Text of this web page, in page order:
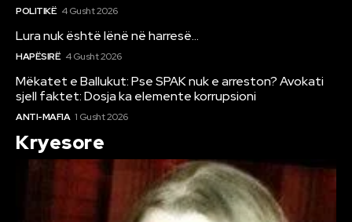
POLITIKË 4 Gusht 2026
Lura nuk është lënë në harresë…
HAPËSIRË 4 Gusht 2026
Mëkatet e Ballukut: Pse SPAK nuk e arreston? Avokati
sjell faktet: Dosja ka elemente korrupsioni
ANTI-MAFIA 1 Gusht 2026
Kryesore